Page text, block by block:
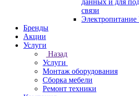
данных и для
связи
Электропитание
Бренды
Акции
Услуги
Назад
Услуги
Монтаж оборудования
Сборка мебели
Ремонт техники